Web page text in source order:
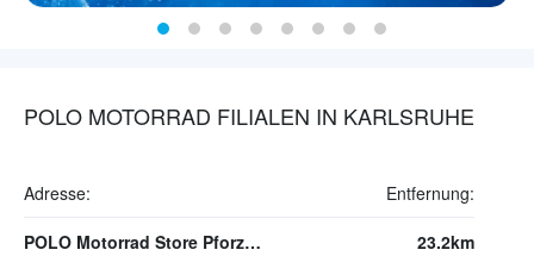
POLO MOTORRAD FILIALEN IN KARLSRUHE
Adresse: Entfernung:
POLO Motorrad Store Pforzheim 23.2km